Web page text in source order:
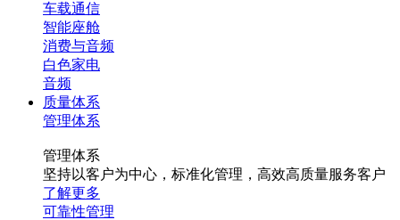
车载通信
智能座舱
消费与音频
白色家电
音频
质量体系
管理体系
管理体系
坚持以客户为中心，标准化管理，高效高质量服务客户
了解更多
可靠性管理